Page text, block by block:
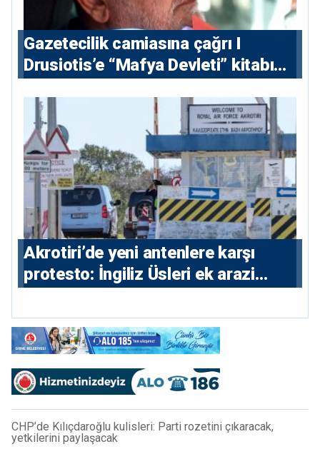
Gazetecilik camiasına çağrı I
⁠Drusiotis’e “Mafya Devleti” kitabı
⁠Akrotiri’de yeni antenlere karşı
protesto: İngiliz Üsleri ek arazi
CHP’de Kılıçdaroğlu kulisleri: Parti rozetini çıkaracak,
yetkilerini paylaşacak